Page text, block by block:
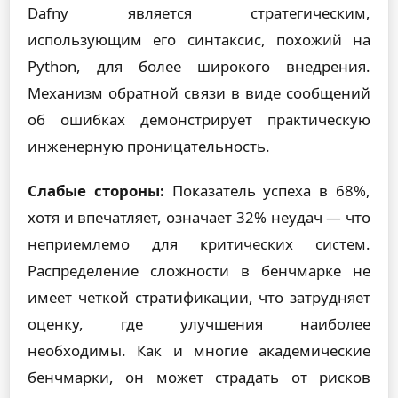
Dafny является стратегическим,
использующим его синтаксис, похожий на
Python, для более широкого внедрения.
Механизм обратной связи в виде сообщений
об ошибках демонстрирует практическую
инженерную проницательность.
Слабые стороны: Показатель успеха в 68%,
хотя и впечатляет, означает 32% неудач — что
неприемлемо для критических систем.
Распределение сложности в бенчмарке не
имеет четкой стратификации, что затрудняет
оценку, где улучшения наиболее
необходимы. Как и многие академические
бенчмарки, он может страдать от рисков